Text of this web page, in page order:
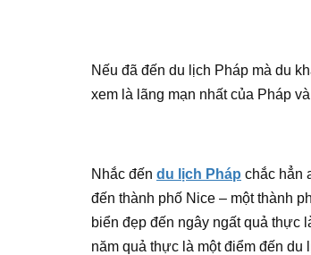
Nếu đã đến du lịch Pháp mà du
xem là lãng mạn nhất của Pháp
Nhắc đến du lịch Pháp chắc hẳn
đến thành phố Nice – một thành
biển đẹp đến ngây ngất quả thực
năm quả thực là một điểm đến du